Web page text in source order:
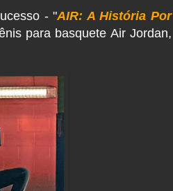
- "AIR: A História Por
para basquete Air Jordan,